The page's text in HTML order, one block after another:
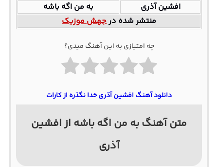
افشین آذری
به من اگه باشه
منتشر شده درجهش موزیک
چه امتیازی به این آهنگ میدی؟
دانلود آهنگ افشین آذری خدا نگذره از کارات
متن آهنگ به من اگه باشه از افشین
آذری